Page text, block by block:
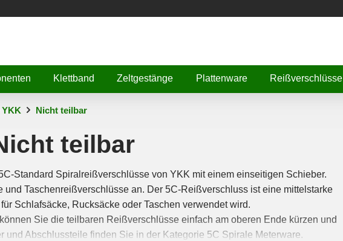
Klettband Zeltgestänge Plattenware Reißverschlüsse
Nicht teilbar
teilbar
Standard Spiralreißverschlüsse von YKK mit einem einseitigen Schieber.
Taschenreißverschlüsse an. Der 5C-Reißverschluss ist eine mittelstarke
Schlafsäcke, Rucksäcke oder Taschen verwendet wird.
Sie die teilbaren Reißverschlüsse einfach am oberen Ende kürzen und
und Abschlussteile finden Sie in der Kategorie 5C Spirale Meterware.